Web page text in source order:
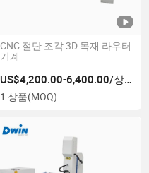
CNC 절단 조각 3D 목재 라우터
기계
US$4,200.00-6,400.00/상품
1 상품(MOQ)